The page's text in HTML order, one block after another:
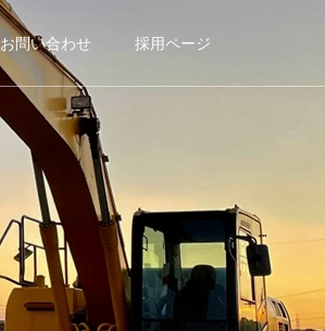
お問い合わせ 採用ページ